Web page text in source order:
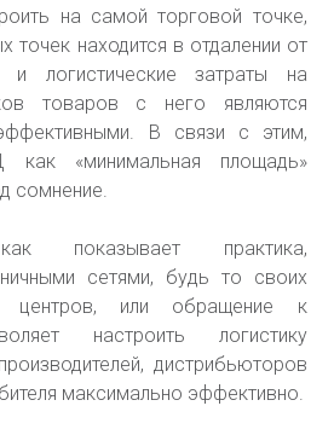
на самой торговой точке,
точек находится в отдалении от
и логистические затраты на
товаров с него являются
В связи с этим,
как «минимальная площадь»
сомнение.
показывает практика,
сетями, будь то своих
центров, или обращение к
настроить логистику
дистрибьюторов
максимально эффективно.